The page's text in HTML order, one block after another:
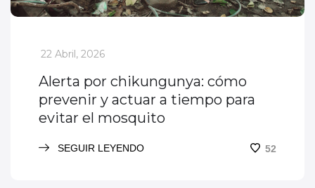
_
22 Abril, 2026
Alerta por chikungunya: cómo
prevenir y actuar a tiempo para
evitar el mosquito
SEGUIR LEYENDO 52